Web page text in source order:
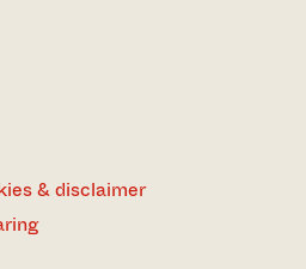
& disclaimer